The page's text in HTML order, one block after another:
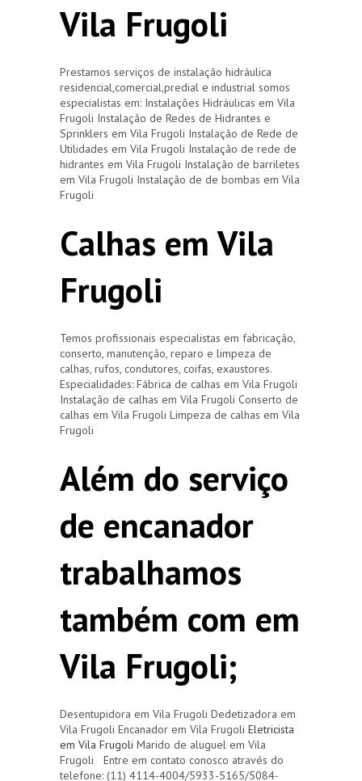
Vila Frugoli
Prestamos serviços de instalação hidráulica
residencial,comercial,predial e industrial somos
especialistas em: Instalações Hidráulicas em Vila
Frugoli Instalação de Redes de Hidrantes e
Sprinklers em Vila Frugoli Instalação de Rede de
Utilidades em Vila Frugoli Instalação de rede de
hidrantes em Vila Frugoli Instalação de barriletes
em Vila Frugoli Instalação de de bombas em Vila
Frugoli
Calhas em Vila
Frugoli
Temos profissionais especialistas em fabricação,
conserto, manutenção, reparo e limpeza de
calhas, rufos, condutores, coifas, exaustores.
Especialidades: Fábrica de calhas em Vila Frugoli
Instalação de calhas em Vila Frugoli Conserto de
calhas em Vila Frugoli Limpeza de calhas em Vila
Frugoli
Além do serviço
de encanador
trabalhamos
também com em
Vila Frugoli;
Desentupidora em Vila Frugoli Dedetizadora em
Vila Frugoli Encanador em Vila Frugoli Eletricista
em Vila Frugoli Marido de aluguel em Vila
Frugoli Entre em contato conosco através do
telefone: (11) 4114-4004/5933-5165/5084-